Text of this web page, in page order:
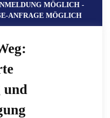
MÖGLICH -
ANFRAGE MÖGLICH
und